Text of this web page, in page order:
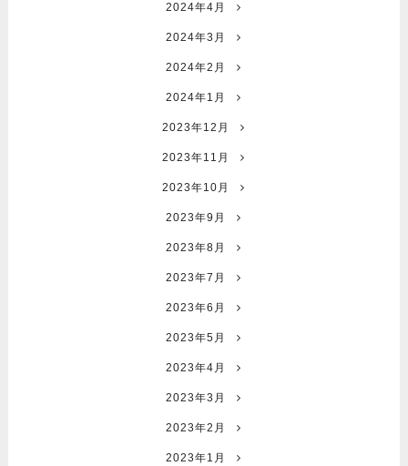
2024年4月
2024年3月
2024年2月
2024年1月
2023年12月
2023年11月
2023年10月
2023年9月
2023年8月
2023年7月
2023年6月
2023年5月
2023年4月
2023年3月
2023年2月
2023年1月